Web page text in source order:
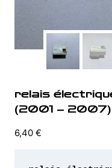
relais
(2001 – 2007)
6,40 €